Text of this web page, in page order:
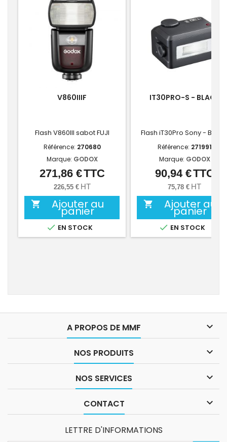
V860IIIF
Flash V860III sabot FUJI
Référence: 270680
Marque: GODOX
Prix
271,86 €TTC
226,55 € HT
 Ajouter au
panier
 EN STOCK
IT30PRO-S - BLACK
Flash iT30Pro Sony -
Référence: 271991
Marque: GODOX
Prix
90,94 €TTC
75,78 € HT
 Ajouter au
panier
 EN STOCK
A PROPOS DE MMF 
NOS PRODUITS 
NOS SERVICES 
CONTACT 
LETTRE D'INFORMATIONS